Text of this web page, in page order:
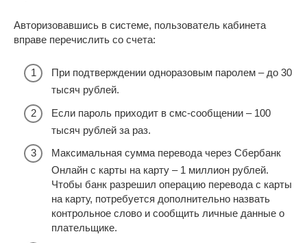
Авторизовавшись в системе, пользователь кабинета
вправе перечислить со счета:
При подтверждении одноразовым паролем – до 30
тысяч рублей.
Если пароль приходит в смс-сообщении – 100
тысяч рублей за раз.
Максимальная сумма перевода через Сбербанк
Онлайн с карты на карту – 1 миллион рублей.
Чтобы банк разрешил операцию перевода с карты
на карту, потребуется дополнительно назвать
контрольное слово и сообщить личные данные о
плательщике.